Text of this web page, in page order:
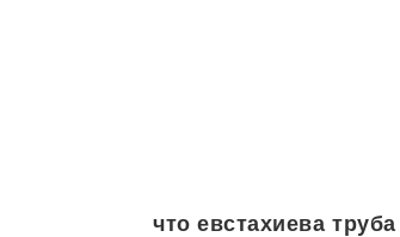
что евстахиева